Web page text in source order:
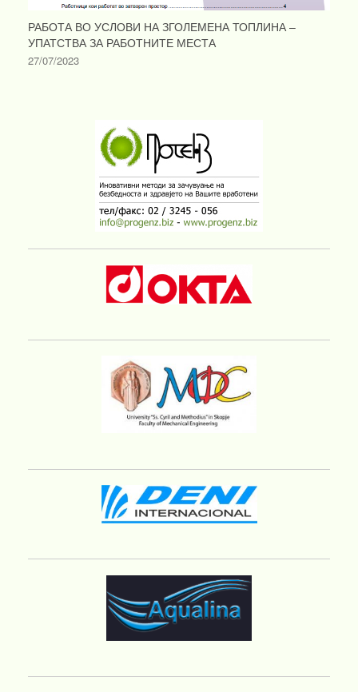
РАБОТА ВО УСЛОВИ НА ЗГОЛЕМЕНА ТОПЛИНА –
УПАТСТВА ЗА РАБОТНИТЕ МЕСТА
27/07/2023